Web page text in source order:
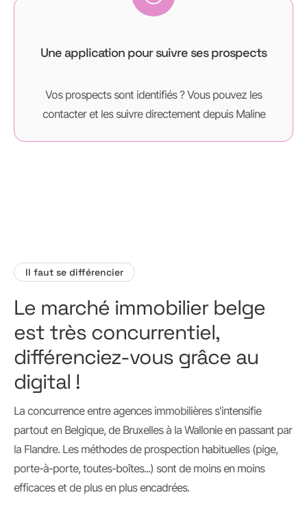
Une application pour suivre ses prospects
Vos prospects sont identifiés ? Vous pouvez les
contacter et les suivre directement depuis Maline
Il faut se différencier
Le marché immobilier belge
est très concurrentiel,
différenciez-vous grâce au
digital !
La concurrence entre agences immobilières s'intensifie
partout en Belgique, de Bruxelles à la Wallonie en passant par
la Flandre. Les méthodes de prospection habituelles (pige,
porte-à-porte, toutes-boîtes...) sont de moins en moins
efficaces et de plus en plus encadrées.